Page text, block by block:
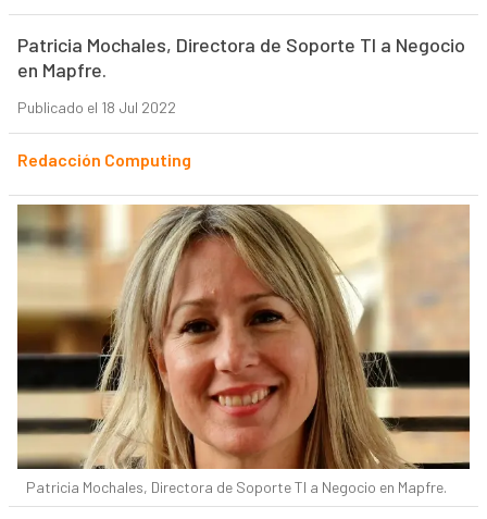
Patricia Mochales, Directora de Soporte TI a Negocio
en Mapfre.
Publicado el 18 Jul 2022
Redacción Computing
Patricia Mochales, Directora de Soporte TI a Negocio en Mapfre.